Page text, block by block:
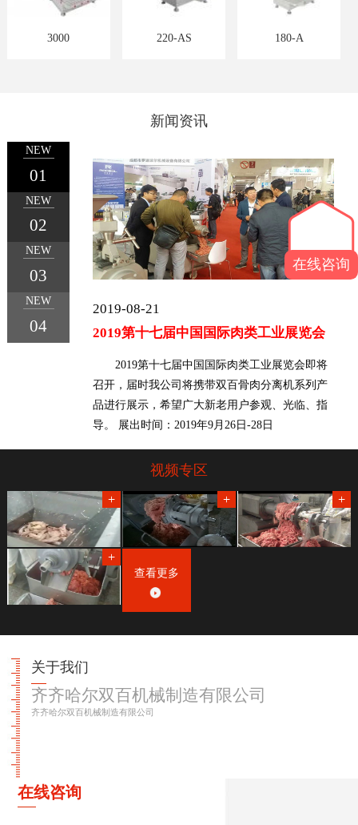
1 2 3 4
3000 220-AS 180-A
新闻资讯
NEW
01
NEW
02
NEW
03
NEW
04
2019-08-21
2019第十七届中国国际肉类工业展览会
2019第十七届中国国际肉类工业展览会即将
召开，届时我公司将携带双百骨肉分离机系列产
品进行展示，希望广大新老用户参观、光临、指
导。 展出时间：2019年9月26日-28日
视频专区
查看更多
关于我们
齐齐哈尔双百机械制造有限公司
齐齐哈尔双百机械制造有限公司
在线咨询
在线咨询